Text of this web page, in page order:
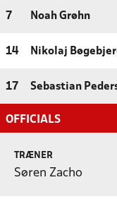
7 Noah Grøhn
14 Nikolaj
17 Sebastian
OFFICIALS
TRÆNER
Søren Zacho